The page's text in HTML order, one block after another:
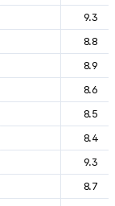
9.3
8.8
8.9
8.6
8.5
8.4
9.3
8.7